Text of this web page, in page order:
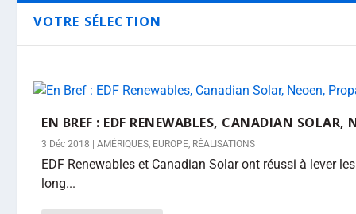
VOTRE SÉLECTION
EN BREF : EDF RENEWABLES, CANADIAN SOLAR,
3 Déc 2018 |AMÉRIQUES, EUROPE, RÉALISATIONS
EDF Renewables et Canadian Solar ont réussi à lever
long...